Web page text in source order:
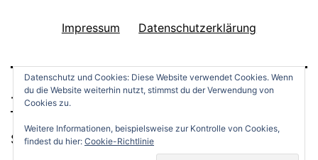
Datenschutz und Cookies: Diese Website verwendet Cookies. Wenn
du die Website weiterhin nutzt, stimmst du der Verwendung von
Cookies zu.
Weitere Informationen, beispielsweise zur Kontrolle von Cookies,
findest du hier: Cookie-Richtlinie
Impressum Datenschutzerklärung
THINGS TO DO
Stolz präsentiert vonWordPress